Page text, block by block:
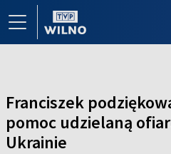
Franciszek
pomoc udzielaną
Ukrainie